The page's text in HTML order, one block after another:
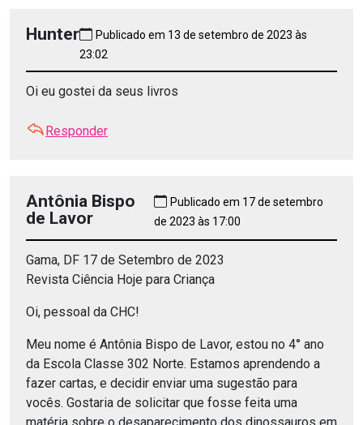
Hunter
Publicado em 13 de setembro de 2023 às
23:02
Oi eu gostei da seus livros
Responder
Antônia Bispo
de Lavor
Publicado em 17 de setembro
de 2023 às 17:00
Gama, DF 17 de Setembro de 2023
Revista Ciência Hoje para Criança
Oi, pessoal da CHC!
Meu nome é Antônia Bispo de Lavor, estou no 4° ano
da Escola Classe 302 Norte. Estamos aprendendo a
fazer cartas, e decidir enviar uma sugestão para
vocês. Gostaria de solicitar que fosse feita uma